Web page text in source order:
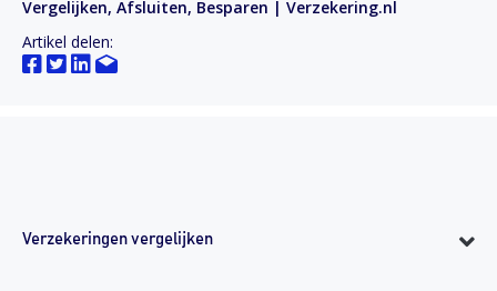
Vergelijken, Afsluiten, Besparen | Verzekering.nl
Artikel delen:
Verzekeringen vergelijken